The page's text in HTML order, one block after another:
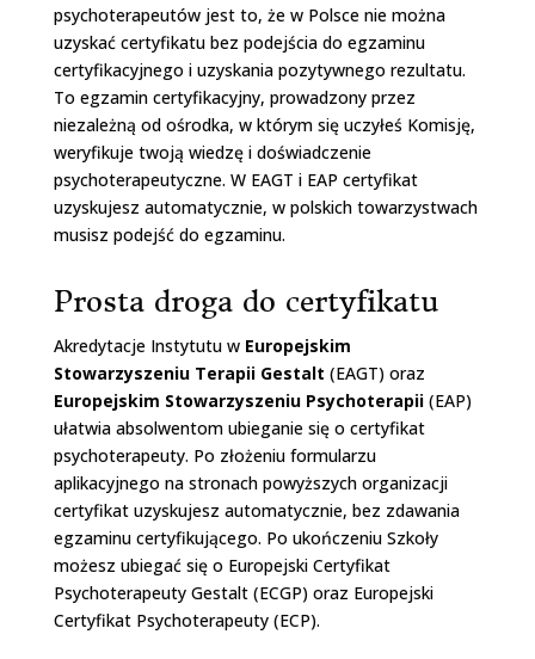
psychoterapeutów jest to, że w Polsce nie można
uzyskać certyfikatu bez podejścia do egzaminu
certyfikacyjnego i uzyskania pozytywnego rezultatu.
To egzamin certyfikacyjny, prowadzony przez
niezależną od ośrodka, w którym się uczyłeś Komisję,
weryfikuje twoją wiedzę i doświadczenie
psychoterapeutyczne. W EAGT i EAP certyfikat
uzyskujesz automatycznie, w polskich towarzystwach
musisz podejść do egzaminu.
Prosta droga do certyfikatu
Akredytacje Instytutu w Europejskim
Stowarzyszeniu Terapii Gestalt (EAGT) oraz
Europejskim Stowarzyszeniu Psychoterapii(EAP)
ułatwia absolwentom ubieganie się o certyfikat
psychoterapeuty. Po złożeniu formularzu
aplikacyjnego na stronach powyższych organizacji
certyfikat uzyskujesz automatycznie, bez zdawania
egzaminu certyfikującego. Po ukończeniu Szkoły
możesz ubiegać się o Europejski Certyfikat
Psychoterapeuty Gestalt (ECGP) oraz Europejski
Certyfikat Psychoterapeuty (ECP).